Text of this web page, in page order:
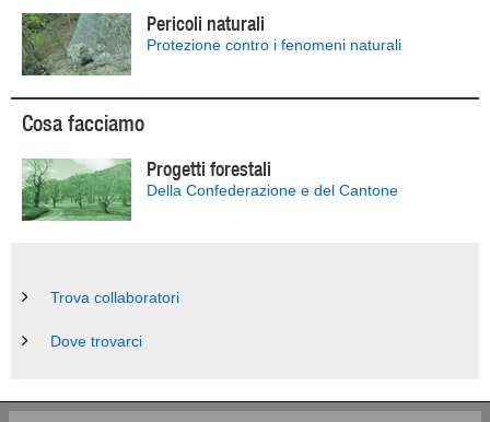
Pericoli naturali
Protezione contro i fenomeni naturali
Cosa facciamo
Progetti forestali
Della Confederazione e del Cantone
Trova collaboratori
Dove trovarci